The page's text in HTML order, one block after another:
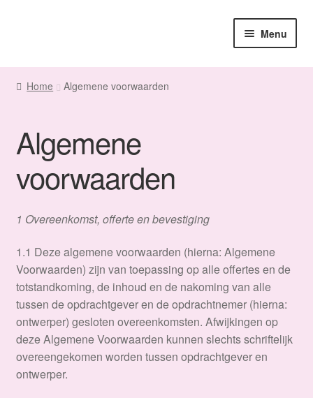
navigatie
inhoud
Menu
Home
Maatwerk
Winkel
Fanmail
Contact
Home Algemene voorwaarden
Algemene
voorwaarden
1 Overeenkomst, offerte en bevestiging
​1.1 Deze algemene voorwaarden (hierna: Algemene
Voorwaarden) zijn van toepassing op alle offertes en de
totstandkoming, de inhoud en de nakoming van alle
tussen de opdrachtgever en de opdrachtnemer (hierna:
ontwerper) gesloten overeenkomsten. Afwijkingen op
deze Algemene Voorwaarden kunnen slechts schriftelijk
overeengekomen worden tussen opdrachtgever en
ontwerper.